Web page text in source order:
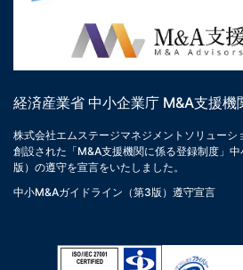
経済産業省 中小企業庁 M&A支援機
株式会社エムステージマネジメントソリューシ
創設された「M&A支援機関に係る登録制度」
版）の遵守を宣言をいたしました。
中小M&Aガイドライン（第3版）遵守宣言